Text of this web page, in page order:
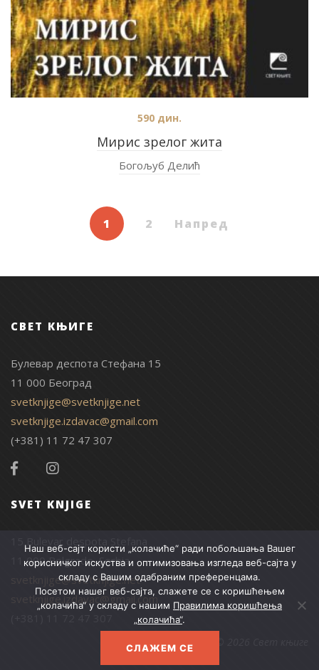
Мирис зрелог жита
590 дин.
Богољуб Делић
1 2 Напред
СВЕТ КЊИГЕ
Булевар деспота Стефана 15
11 000 Београд
svetknjige@svetknjige.net
svetknjige.izdavac@gmail.com
(+381) 11 72 47 307
SVET KNJIGE
11 000 Belgrade, Serbia
svetknjige@svetknjige.net
svetknjige.izdavac@gmail.com
Наш веб-сајт користи „колачиће“ ради побољшања Вашег
корисничког искуства и оптимизовања изгледа веб-сајта у
складу с Вашим одабраним преференцама.
Посетом нашег веб-сајта, слажете се с коришћењем
„колачића“ у складу с нашим Правилима коришћења
„колачића“.
СЛАЖЕМ СЕ